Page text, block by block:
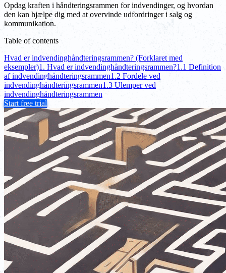
Opdag kraften i håndteringsrammen for indvendinger, og hvordan
den kan hjælpe dig med at overvinde udfordringer i salg og
kommunikation.
Table of contents
Hvad er indvendinghåndteringsrammen? (Forklaret med
eksempler)1. Hvad er indvendinghåndteringsrammen?1.1 Definition
af indvendinghåndteringsrammen1.2 Fordele ved
indvendinghåndteringsrammen1.3 Ulemper ved
indvendinghåndteringsrammen
Start free trial